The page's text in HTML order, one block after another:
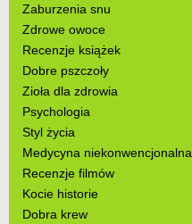
Zaburzenia snu
Zdrowe owoce
Recenzje książek
Dobre pszczoły
Zioła dla zdrowia
Psychologia
Styl życia
Medycyna niekonwencjonalna
Recenzje filmów
Kocie historie
Dobra krew